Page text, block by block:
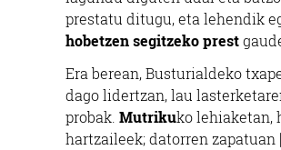
prestatu ditugu, eta lehendik
hobetzen segitzeko prest
Era berean, Busturialdeko
dago lidertzan, lau
probak. Mutrikuko lehiaketan,
hartzaileek; datorren zapatuan